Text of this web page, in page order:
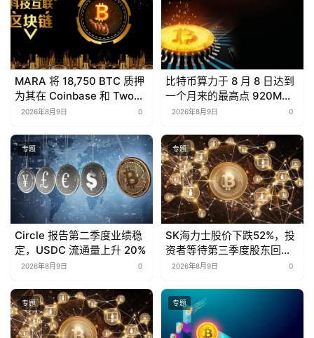
MARA 将 18,750 BTC 质押
为其在 Coinbase 和 Two
Prime 的$600M 笔比特币
2026年8月9日 0
比特币算力于 8 月 8 日达到
一个月来的最高点 920M
TH/s。
2026年8月9日 0
专题
Circle 报告第二季度业绩稳
定，USDC 流通量上升 20%
2026年8月9日 0
专题
SK海力士股价下跌52%，投
资者等待第三季度股东回报
计划
2026年8月9日 0
专题 专题